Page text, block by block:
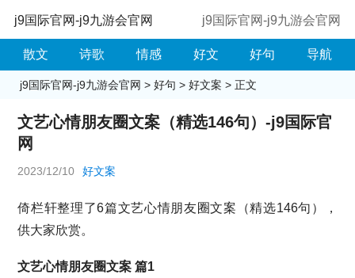
j9国际官网-j9九游会官网 j9国际官网-j9九游会官网
散文 诗歌 情感 好文 好句 导航
j9国际官网-j9九游会官网 > 好句 > 好文案 > 正文
文艺心情朋友圈文案（精选146句）-j9国际官
网
2023/12/10 好文案
倚栏轩整理了6篇文艺心情朋友圈文案（精选146句），
供大家欣赏。
文艺心情朋友圈文案 篇1